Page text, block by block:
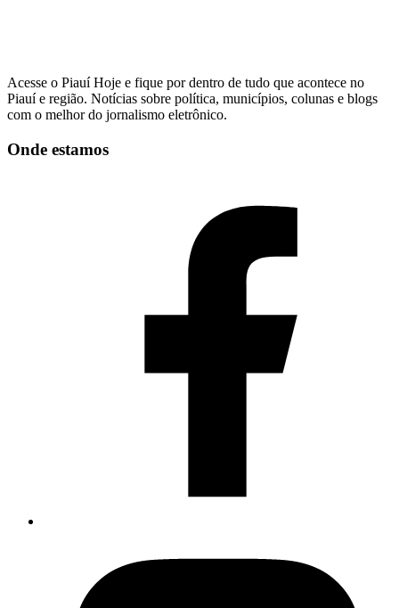
Acesse o Piauí Hoje e fique por dentro de tudo que acontece no
Piauí e região. Notícias sobre política, municípios, colunas e blogs
com o melhor do jornalismo eletrônico.
Onde estamos